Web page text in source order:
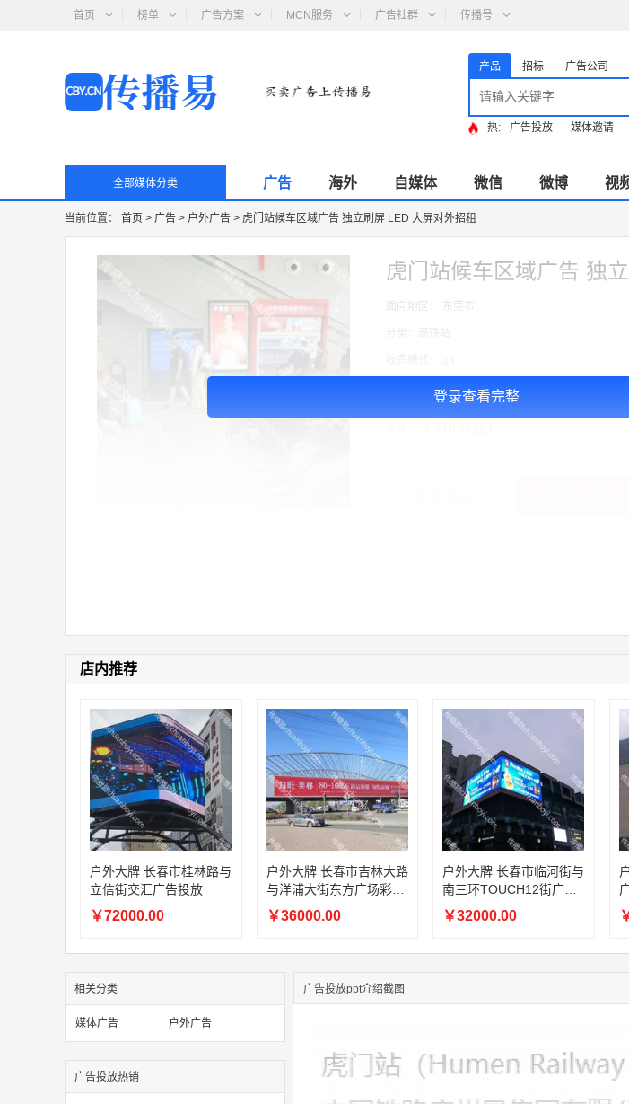
首页 榜单 广告方案 MCN服务 广告社群 传播号
产品 招标 广告公司
热: 广告投放 媒体邀请
全部媒体分类 广告 海外 自媒体 微信 微博 视
当前位置： 首页 > 广告 > 户外广告 > 虎门站候车区域广告 独立刷屏 LED 大屏对外招租
登录查看完整
虎门站候车区域广告 独
面向地区： 东莞市
广告投放注意事项：媒体尺寸：2.5*1.26,播出频次
05:17:23 182****1341
联系了该媒体所在商家
03:00:41
153****4020
联系了该媒体所在商家
05:19:34
150****6182 联系了该媒体所在商家
03:27:46 181****7631 联系了该媒体所在商家
03:18:49
173****0620
联系了该媒体所在商家
03:20:56
156****3374 联系了该媒体所在商家
03:42:33 158****0746 联系了该媒体所在商家
01:59:39 189****2617 联系了该媒体所在商家
12:40:20 177****7961 联系了该媒体所在商家
04:12:36 181****8167
联系了该媒体所在商家
01:50:54 192****2334 联系了该媒体所在商家
店内推荐
户外大牌 长春市桂林路与
立信街交汇广告投放
￥72000.00
户外大牌 长春市吉林大路
与洋浦大街东方广场彩虹
桥广告投放
￥36000.00
户外大牌 长春市临河街与
南三环TOUCH12街广告
投放
￥32000.00
户
相关分类
媒体广告 户外广告
广告投放热销
广告投放ppt介绍截图